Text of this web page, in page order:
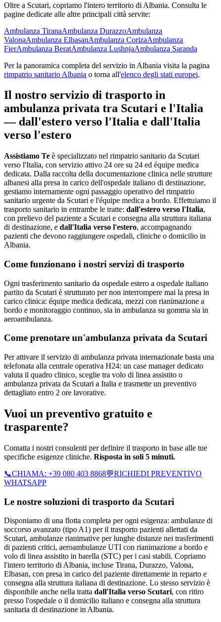
Oltre a Scutari, copriamo l'intero territorio di Albania. Consulta le
pagine dedicate alle altre principali città servite:
Ambulanza TiranaAmbulanza DurazzoAmbulanza
ValonaAmbulanza ElbasanAmbulanza CorizaAmbulanza
FierAmbulanza BeratAmbulanza LushnjaAmbulanza Saranda
Per la panoramica completa del servizio in Albania visita la pagina
rimpatrio sanitario Albania o torna all'elenco degli stati europei.
Il nostro servizio di trasporto in
ambulanza privata tra Scutari e l'Italia
— dall'estero verso l'Italia e dall'Italia
verso l'estero
Assistiamo Te è specializzato nel rimpatrio sanitario da Scutari
verso l'Italia, con servizio attivo 24 ore su 24 ed équipe medica
dedicata. Dalla raccolta della documentazione clinica nelle strutture
albanesi alla presa in carico dell'ospedale italiano di destinazione,
gestiamo internamente ogni passaggio operativo del rimpatrio
sanitario urgente da Scutari e l'équipe medica a bordo. Effettuiamo il
trasporto sanitario in entrambe le tratte: dall'estero verso l'Italia,
con prelievo del paziente a Scutari e consegna alla struttura italiana
di destinazione, e dall'Italia verso l'estero, accompagnando
pazienti che devono raggiungere ospedali, cliniche o domicilio in
Albania.
Come funzionano i nostri servizi di trasporto
Ogni trasferimento sanitario da ospedale estero a ospedale italiano
partito da Scutari è strutturato per non interrompere mai la presa in
carico clinica: équipe medica dedicata, mezzi con rianimazione a
bordo e monitoraggio continuo, sia in ambulanza su gomma sia in
aeroambulanza.
Come prenotare un'ambulanza privata da Scutari
Per attivare il servizio di ambulanza privata internazionale basta una
telefonata alla centrale operativa H24: un case manager dedicato
valuta il quadro clinico, sceglie tra volo di linea assistito o
ambulanza privata da Scutari a Italia e trasmette un preventivo
dettagliato entro 2 ore lavorative.
Vuoi un preventivo gratuito e
trasparente?
Contatta i nostri consulenti per definire il trasporto in base alle tue
specifiche esigenze cliniche. Risposta in soli 5 minuti.
📞CHIAMA: +39 080 403 8868💬RICHIEDI PREVENTIVO
WHATSAPP
Le nostre soluzioni di trasporto da Scutari
Disponiamo di una flotta completa per ogni esigenza: ambulanze di
soccorso avanzato (tipo A1) per il trasporto pazienti allettati da
Scutari, ambulanze rianimative per lunghe distanze nei trasferimenti
di pazienti critici, aeroambulanze UTI con rianimazione a bordo e
volo di linea assistito in barella (STC) per i casi stabili. Copriamo
l'intero territorio diAlbania, incluse Tirana, Durazzo, Valona,
Elbasan, con presa in carico del paziente direttamente in reparto e
consegna alla struttura italiana di destinazione. Lo stesso servizio è
disponibile anche nella tratta dall'Italia verso Scutari, con ritiro
presso l'ospedale o il domicilio italiano e consegna alla struttura
sanitaria di destinazione inAlbania.